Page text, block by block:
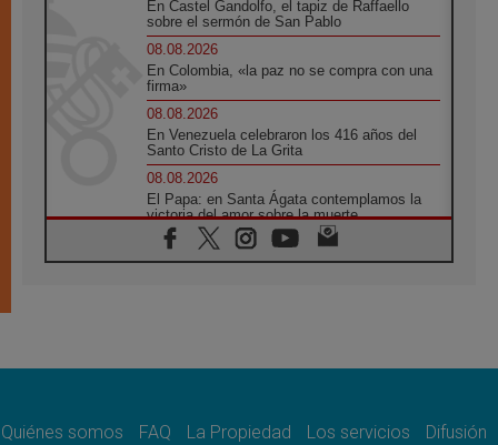
En Castel Gandolfo, el tapiz de Raffaello
sobre el sermón de San Pablo
08.08.2026
En Colombia, «la paz no se compra con una
firma»
08.08.2026
En Venezuela celebraron los 416 años del
Santo Cristo de La Grita
08.08.2026
El Papa: en Santa Ágata contemplamos la
victoria del amor sobre la muerte
08.08.2026
León XIV visitará el Santuario de la Madre
07.08.2026
07.08.2026
Quiénes somos FAQ La Propiedad Los servicios Difusión